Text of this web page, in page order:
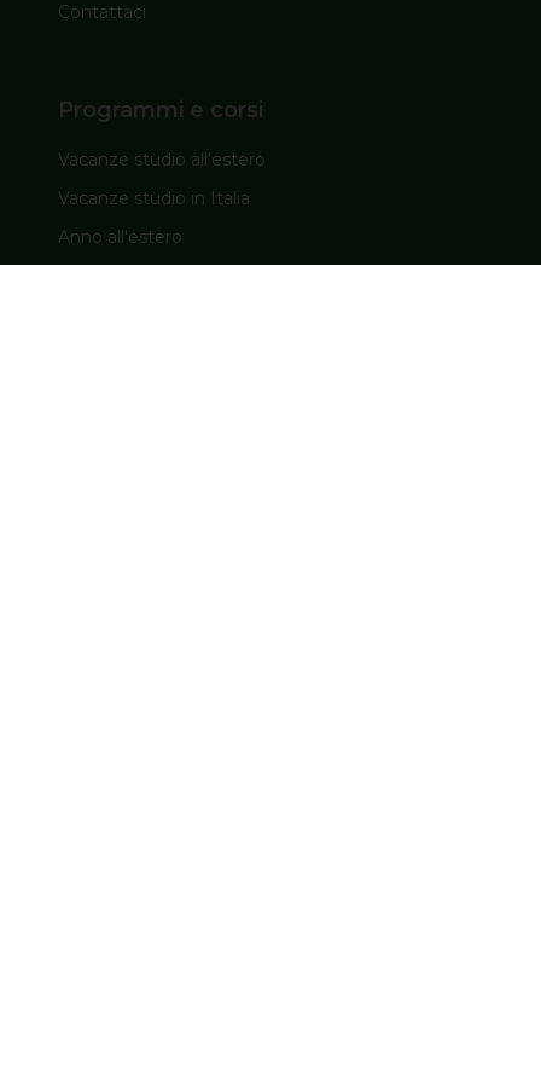
Contattaci
Programmi e corsi
Vacanze studio all'estero
Vacanze studio in Italia
Anno all'estero